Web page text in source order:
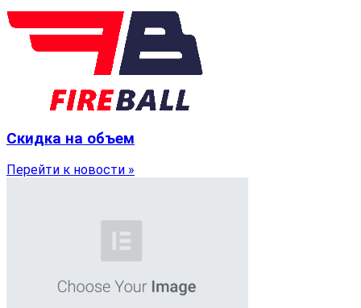
Скидка на объем
Перейти к новости »